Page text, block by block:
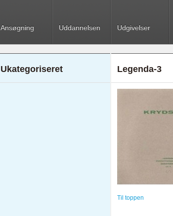
Ansøgning Uddannelsen Udgivelser
Ukategoriseret Legenda-3
Til toppen